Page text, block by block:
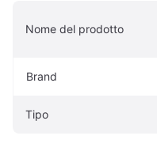
Nome del prodotto
Brand
Tipo